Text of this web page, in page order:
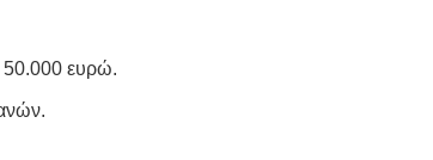
50.000 ευρώ.